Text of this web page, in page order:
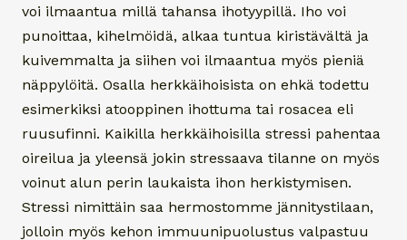
voi ilmaantua millä tahansa ihotyypillä. Iho voi
punoittaa, kihelmöidä, alkaa tuntua kiristävältä ja
kuivemmalta ja siihen voi ilmaantua myös pieniä
näppylöitä. Osalla herkkäihoisista on ehkä todettu
esimerkiksi atooppinen ihottuma tai rosacea eli
ruusufinni. Kaikilla herkkäihoisilla stressi pahentaa
oireilua ja yleensä jokin stressaava tilanne on myös
voinut alun perin laukaista ihon herkistymisen.
Stressi nimittäin saa hermostomme jännitystilaan,
jolloin myös kehon immuunipuolustus valpastuu